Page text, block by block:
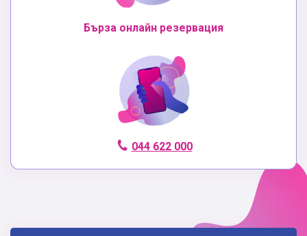
Бърза онлайн резервация
044 622 000